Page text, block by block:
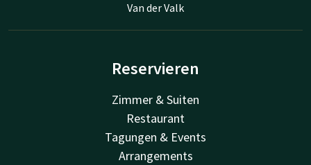
Van der Valk
Reservieren
Zimmer & Suiten
Restaurant
Tagungen & Events
Arrangements